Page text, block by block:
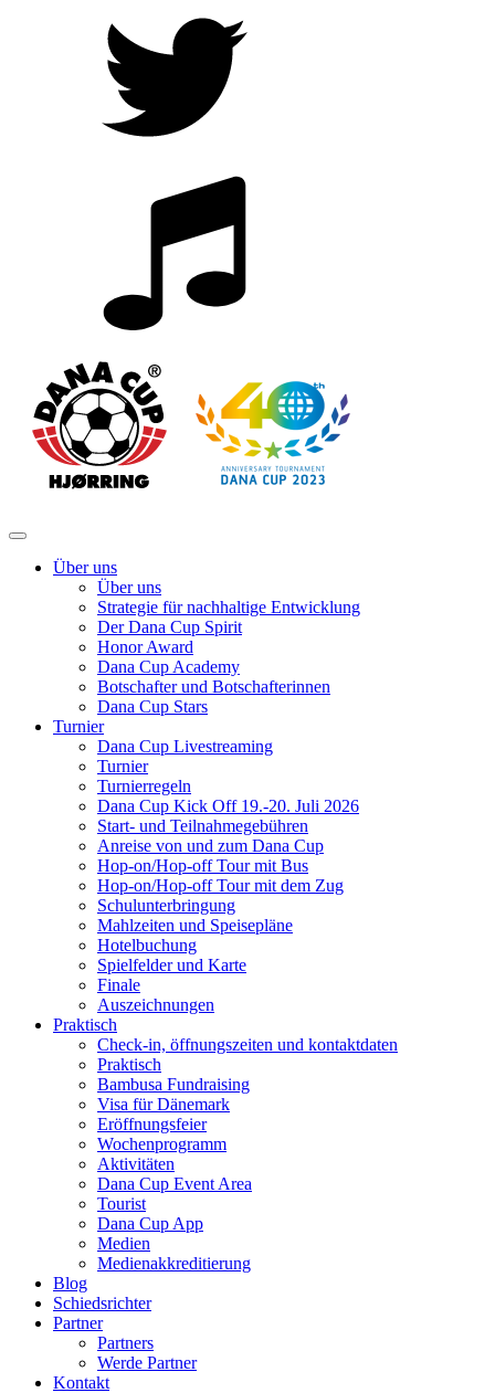
Über uns
Über uns
Strategie für nachhaltige Entwicklung
Der Dana Cup Spirit
Honor Award
Dana Cup Academy
Botschafter und Botschafterinnen
Dana Cup Stars
Turnier
Dana Cup Livestreaming
Turnier
Turnierregeln
Dana Cup Kick Off 19.-20. Juli 2026
Start- und Teilnahmegebühren
Anreise von und zum Dana Cup
Hop-on/Hop-off Tour mit Bus
Hop-on/Hop-off Tour mit dem Zug
Schulunterbringung
Mahlzeiten und Speisepläne
Hotelbuchung
Spielfelder und Karte
Finale
Auszeichnungen
Praktisch
Check-in, öffnungszeiten und kontaktdaten
Praktisch
Bambusa Fundraising
Visa für Dänemark
Eröffnungsfeier
Wochenprogramm
Aktivitäten
Dana Cup Event Area
Tourist
Dana Cup App
Medien
Medienakkreditierung
Blog
Schiedsrichter
Partner
Partners
Werde Partner
Kontakt